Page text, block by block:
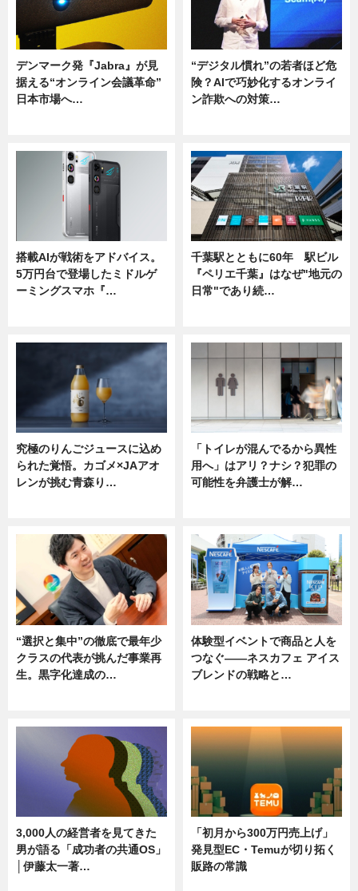
デンマーク発『Jabra』が見
据える“オンライン会議革命”
日本市場へ…
“デジタル慣れ”の若者ほど危
険？AIで巧妙化するオンライ
ン詐欺への対策…
搭載AIが戦術をアドバイス。
5万円台で登場したミドルゲ
ーミングスマホ『…
千葉駅とともに60年 駅ビル
『ペリエ千葉』はなぜ"地元の
日常"であり続…
究極のりんごジュースに込め
られた覚悟。カゴメ×JAアオ
レンが挑む青森り…
「トイレが混んでるから異性
用へ」はアリ？ナシ？犯罪の
可能性を弁護士が解…
“選択と集中”の徹底で最年少
クラスの代表が挑んだ事業再
生。黒字化達成の…
体験型イベントで商品と人を
つなぐ――ネスカフェ アイス
ブレンドの戦略と…
3,000人の経営者を見てきた
男が語る「成功者の共通OS」
│伊藤太一著…
「初月から300万円売上げ」
発見型EC・Temuが切り拓く
販路の常識